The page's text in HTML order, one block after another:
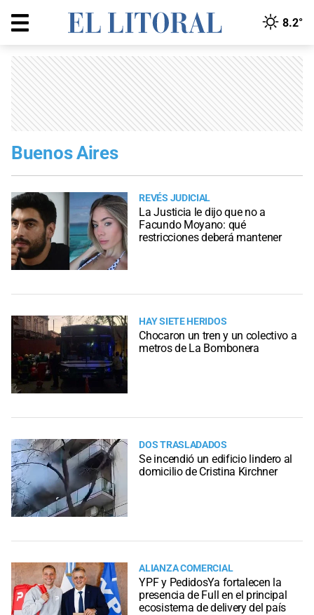
8.2°
Buenos Aires
REVÉS JUDICIAL
La Justicia le dijo que no a
Facundo Moyano: qué
restricciones deberá mantener
HAY SIETE HERIDOS
Chocaron un tren y un colectivo a
metros de La Bombonera
DOS TRASLADADOS
Se incendió un edificio lindero al
domicilio de Cristina Kirchner
ALIANZA COMERCIAL
YPF y PedidosYa fortalecen la
presencia de Full en el principal
ecosistema de delivery del país